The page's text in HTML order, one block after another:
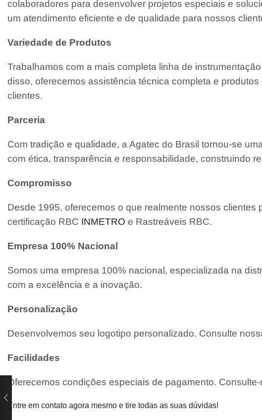
colaboradores para desenvolver projetos especiais e
um atendimento eficiente e de qualidade para nossos
Variedade de Produtos
Trabalhamos com a mais completa linha de
disso, oferecemos assistência técnica completa e
clientes.
Parceria
Com tradição e qualidade, a Agatec do Brasil tornou-se
com ética, transparência e responsabilidade, construindo
Compromisso
Desde 1995, oferecemos o que realmente nossos
certificação RBC INMETRO e Rastreáveis RBC.
Empresa 100% Nacional
Somos uma empresa 100% nacional, especializada na
com a excelência e a inovação.
Personalização
Desenvolvemos seu logotipo personalizado. Consulte
Facilidades
Oferecemos condições especiais de pagamento.
Entre em contato agora mesmo e tire todas as suas dúvidas!